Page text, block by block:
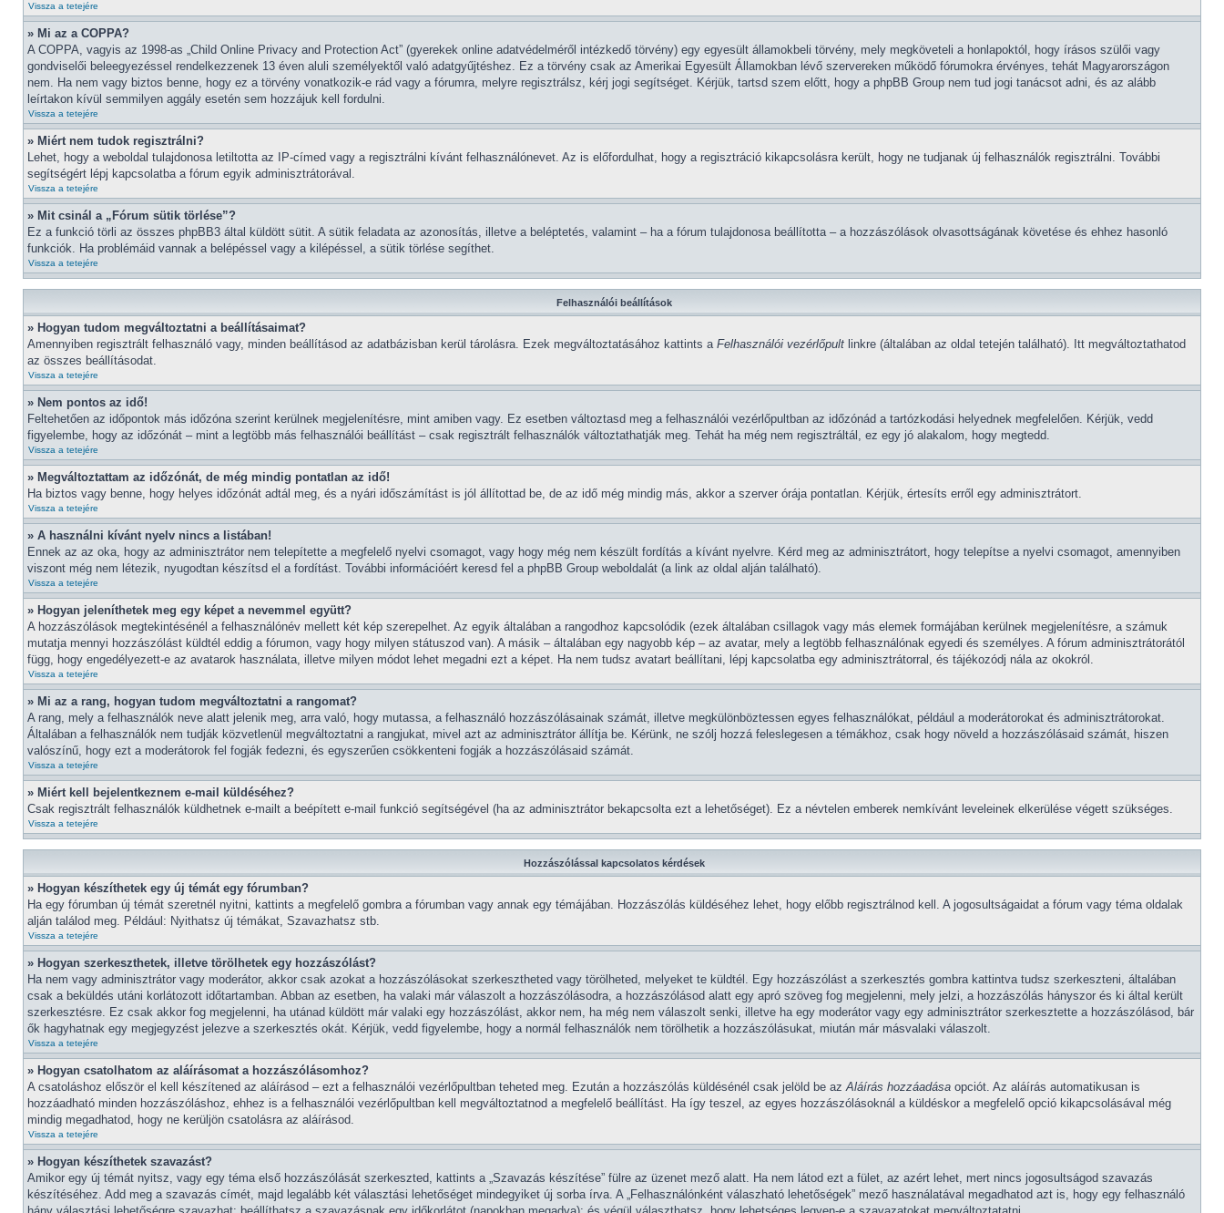
Vissza a tetejére
» Mi az a COPPA?
A COPPA, vagyis az 1998-as „Child Online Privacy and Protection Act” (gyerekek online adatvédelméről intézkedő törvény) egy egyesült államokbeli törvény, mely megköveteli a honlapoktól, hogy írásos szülői vagy
gondviselői beleegyezéssel rendelkezzenek 13 éven aluli személyektől való adatgyűjtéshez. Ez a törvény csak az Amerikai Egyesült Államokban lévő szervereken működő fórumokra érvényes, tehát Magyarországon
nem. Ha nem vagy biztos benne, hogy ez a törvény vonatkozik-e rád vagy a fórumra, melyre regisztrálsz, kérj jogi segítséget. Kérjük, tartsd szem előtt, hogy a phpBB Group nem tud jogi tanácsot adni, és az alább
leírtakon kívül semmilyen aggály esetén sem hozzájuk kell fordulni.
Vissza a tetejére
» Miért nem tudok regisztrálni?
Lehet, hogy a weboldal tulajdonosa letiltotta az IP-címed vagy a regisztrálni kívánt felhasználónevet. Az is előfordulhat, hogy a regisztráció kikapcsolásra került, hogy ne tudjanak új felhasználók regisztrálni. További
segítségért lépj kapcsolatba a fórum egyik adminisztrátorával.
Vissza a tetejére
» Mit csinál a „Fórum sütik törlése”?
Ez a funkció törli az összes phpBB3 által küldött sütit. A sütik feladata az azonosítás, illetve a beléptetés, valamint – ha a fórum tulajdonosa beállította – a hozzászólások olvasottságának követése és ehhez hasonló
funkciók. Ha problémáid vannak a belépéssel vagy a kilépéssel, a sütik törlése segíthet.
Vissza a tetejére
Felhasználói beállítások
» Hogyan tudom megváltoztatni a beállításaimat?
Amennyiben regisztrált felhasználó vagy, minden beállításod az adatbázisban kerül tárolásra. Ezek megváltoztatásához kattints a Felhasználói vezérlőpult linkre (általában az oldal tetején található). Itt megváltoztathatod
az összes beállításodat.
Vissza a tetejére
» Nem pontos az idő!
Feltehetően az időpontok más időzóna szerint kerülnek megjelenítésre, mint amiben vagy. Ez esetben változtasd meg a felhasználói vezérlőpultban az időzónád a tartózkodási helyednek megfelelően. Kérjük, vedd
figyelembe, hogy az időzónát – mint a legtöbb más felhasználói beállítást – csak regisztrált felhasználók változtathatják meg. Tehát ha még nem regisztráltál, ez egy jó alakalom, hogy megtedd.
Vissza a tetejére
» Megváltoztattam az időzónát, de még mindig pontatlan az idő!
Ha biztos vagy benne, hogy helyes időzónát adtál meg, és a nyári időszámítást is jól állítottad be, de az idő még mindig más, akkor a szerver órája pontatlan. Kérjük, értesíts erről egy adminisztrátort.
Vissza a tetejére
» A használni kívánt nyelv nincs a listában!
Ennek az az oka, hogy az adminisztrátor nem telepítette a megfelelő nyelvi csomagot, vagy hogy még nem készült fordítás a kívánt nyelvre. Kérd meg az adminisztrátort, hogy telepítse a nyelvi csomagot, amennyiben
viszont még nem létezik, nyugodtan készítsd el a fordítást. További információért keresd fel a phpBB Group weboldalát (a link az oldal alján található).
Vissza a tetejére
» Hogyan jeleníthetek meg egy képet a nevemmel együtt?
A hozzászólások megtekintésénél a felhasználónév mellett két kép szerepelhet. Az egyik általában a rangodhoz kapcsolódik (ezek általában csillagok vagy más elemek formájában kerülnek megjelenítésre, a számuk
mutatja mennyi hozzászólást küldtél eddig a fórumon, vagy hogy milyen státuszod van). A másik – általában egy nagyobb kép – az avatar, mely a legtöbb felhasználónak egyedi és személyes. A fórum adminisztrátorától
függ, hogy engedélyezett-e az avatarok használata, illetve milyen módot lehet megadni ezt a képet. Ha nem tudsz avatart beállítani, lépj kapcsolatba egy adminisztrátorral, és tájékozódj nála az okokról.
Vissza a tetejére
» Mi az a rang, hogyan tudom megváltoztatni a rangomat?
A rang, mely a felhasználók neve alatt jelenik meg, arra való, hogy mutassa, a felhasználó hozzászólásainak számát, illetve megkülönböztessen egyes felhasználókat, például a moderátorokat és adminisztrátorokat.
Általában a felhasználók nem tudják közvetlenül megváltoztatni a rangjukat, mivel azt az adminisztrátor állítja be. Kérünk, ne szólj hozzá feleslegesen a témákhoz, csak hogy növeld a hozzászólásaid számát, hiszen
valószínű, hogy ezt a moderátorok fel fogják fedezni, és egyszerűen csökkenteni fogják a hozzászólásaid számát.
Vissza a tetejére
» Miért kell bejelentkeznem e-mail küldéséhez?
Csak regisztrált felhasználók küldhetnek e-mailt a beépített e-mail funkció segítségével (ha az adminisztrátor bekapcsolta ezt a lehetőséget). Ez a névtelen emberek nemkívánt leveleinek elkerülése végett szükséges.
Vissza a tetejére
Hozzászólással kapcsolatos kérdések
» Hogyan készíthetek egy új témát egy fórumban?
Ha egy fórumban új témát szeretnél nyitni, kattints a megfelelő gombra a fórumban vagy annak egy témájában. Hozzászólás küldéséhez lehet, hogy előbb regisztrálnod kell. A jogosultságaidat a fórum vagy téma oldalak
alján találod meg. Például: Nyithatsz új témákat, Szavazhatsz stb.
Vissza a tetejére
» Hogyan szerkeszthetek, illetve törölhetek egy hozzászólást?
Ha nem vagy adminisztrátor vagy moderátor, akkor csak azokat a hozzászólásokat szerkesztheted vagy törölheted, melyeket te küldtél. Egy hozzászólást a szerkesztés gombra kattintva tudsz szerkeszteni, általában
csak a beküldés utáni korlátozott időtartamban. Abban az esetben, ha valaki már válaszolt a hozzászólásodra, a hozzászólásod alatt egy apró szöveg fog megjelenni, mely jelzi, a hozzászólás hányszor és ki által került
szerkesztésre. Ez csak akkor fog megjelenni, ha utánad küldött már valaki egy hozzászólást, akkor nem, ha még nem válaszolt senki, illetve ha egy moderátor vagy egy adminisztrátor szerkesztette a hozzászólásod, bár
ők hagyhatnak egy megjegyzést jelezve a szerkesztés okát. Kérjük, vedd figyelembe, hogy a normál felhasználók nem törölhetik a hozzászólásukat, miután már másvalaki válaszolt.
Vissza a tetejére
» Hogyan csatolhatom az aláírásomat a hozzászólásomhoz?
A csatoláshoz először el kell készítened az aláírásod – ezt a felhasználói vezérlőpultban teheted meg. Ezután a hozzászólás küldésénél csak jelöld be azAláírás hozzáadása opciót. Az aláírás automatikusan is
hozzáadható minden hozzászóláshoz, ehhez is a felhasználói vezérlőpultban kell megváltoztatnod a megfelelő beállítást. Ha így teszel, az egyes hozzászólásoknál a küldéskor a megfelelő opció kikapcsolásával még
mindig megadhatod, hogy ne kerüljön csatolásra az aláírásod.
Vissza a tetejére
» Hogyan készíthetek szavazást?
Amikor egy új témát nyitsz, vagy egy téma első hozzászólását szerkeszted, kattints a „Szavazás készítése” fülre az üzenet mező alatt. Ha nem látod ezt a fület, az azért lehet, mert nincs jogosultságod szavazás
készítéséhez. Add meg a szavazás címét, majd legalább két választási lehetőséget mindegyiket új sorba írva. A „Felhasználónként válaszható lehetőségek” mező használatával megadhatod azt is, hogy egy felhasználó